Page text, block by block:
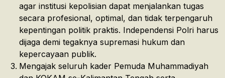
agar institusi kepolisian dapat menjalankan tugas
secara profesional, optimal, dan tidak terpengaruh
kepentingan politik praktis. Independensi Polri harus
dijaga demi tegaknya supremasi hukum dan
kepercayaan publik.
Mengajak seluruh kader Pemuda Muhammadiyah